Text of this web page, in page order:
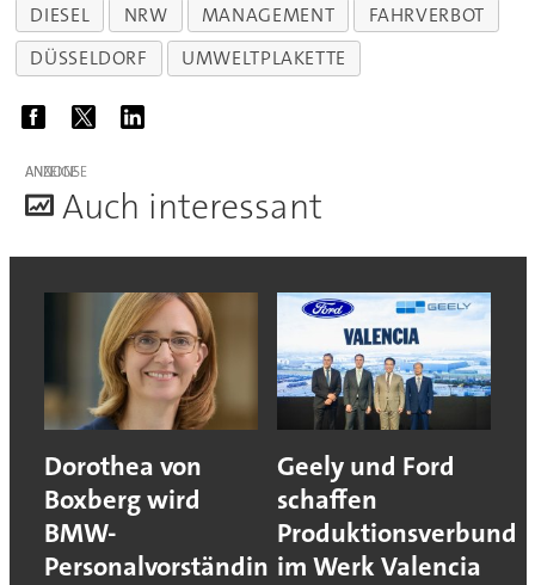
DIESEL NRW MANAGEMENT
FAHRVERBOT
DÜSSELDORF
UMWELTPLAKETTE
ANZEIGE
Auch interessant
Dorothea von
Boxberg wird
BMW-
Personalvorständin
Geely und Ford
schaffen
Produktionsverbund
im Werk Valencia